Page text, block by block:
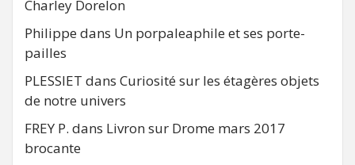
Charley Dorelon
Philippe dans Un porpaleaphile et ses porte-
pailles
PLESSIET dans Curiosité sur les étagères objets
de notre univers
FREY P. dans Livron sur Drome mars 2017
brocante